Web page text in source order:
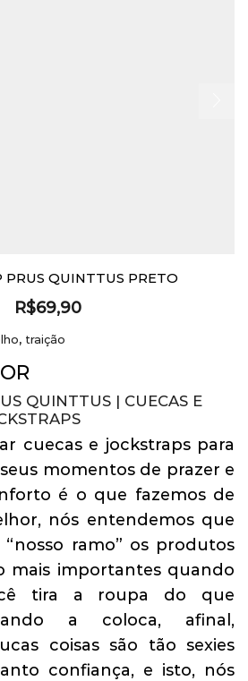
PRUS QUINTTUS PRETO
R$69,90
, traição
QUINTTUS | CUECAS E
cuecas e jockstraps para
momentos de prazer e
é o que fazemos de
nós entendemos que
“nosso ramo” os produtos
mais importantes quando
tira a roupa do que
a coloca, afinal,
coisas são tão sexies
confiança, e isto, nós